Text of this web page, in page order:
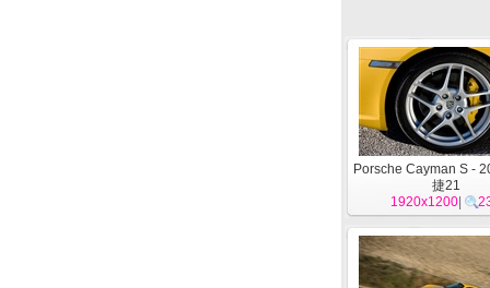
Porsche Cayman S -
捷21
1920x1200